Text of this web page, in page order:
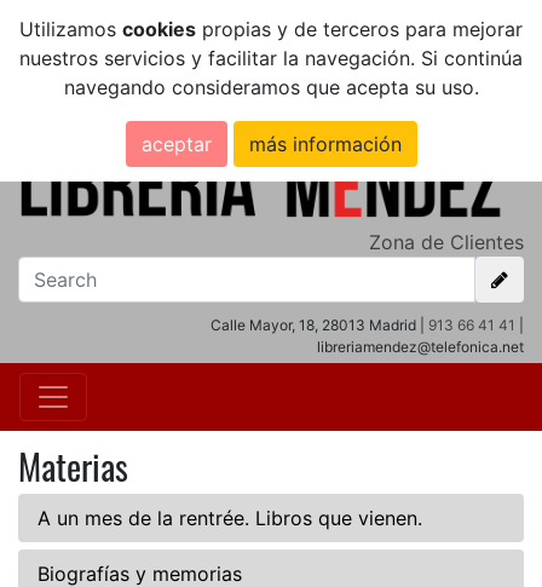
Utilizamos cookies propias y de terceros para mejorar
nuestros servicios y facilitar la navegación. Si continúa
navegando consideramos que acepta su uso.
aceptar más información
Zona de Clientes
Calle Mayor, 18, 28013 Madrid | 913 66 41 41
libreriamendez@telefonica.net
Materias
A un mes de la rentrée. Libros que vienen.
Biografías y memorias